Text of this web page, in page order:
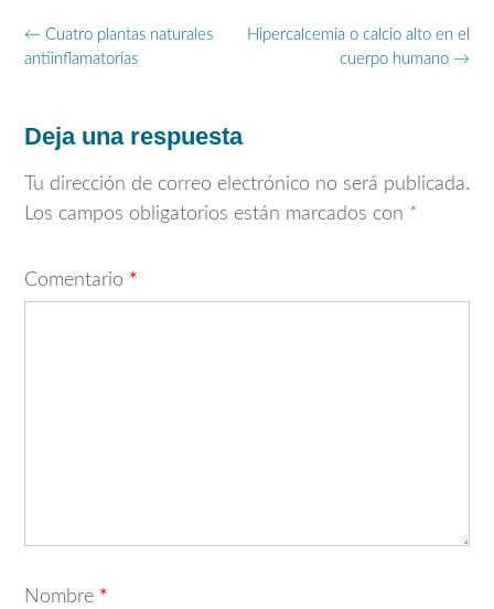
Navegación
de
Hipercalcemia o calcio alto en el
cuerpo humano →
← Cuatro plantas naturales
antiinflamatorias
Deja una respuesta
Tu dirección de correo electrónico no será publicada.
Los campos obligatorios están marcados con *
Comentario *
Nombre *